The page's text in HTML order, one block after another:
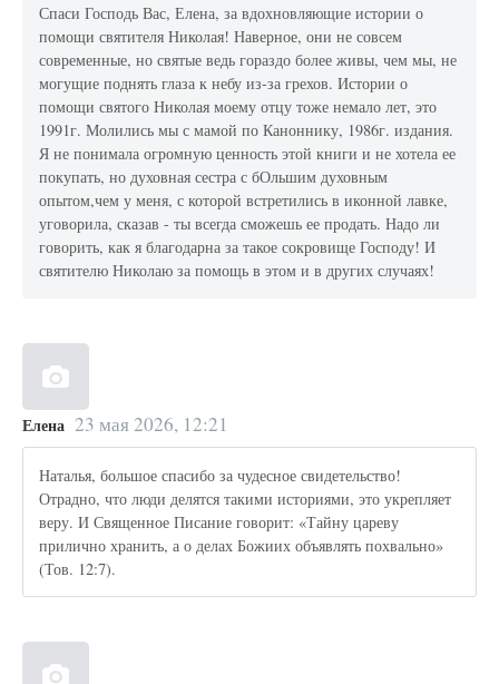
Спаси Господь Вас, Елена, за вдохновляющие истории о
помощи святителя Николая! Наверное, они не совсем
современные, но святые ведь гораздо более живы, чем мы, не
могущие поднять глаза к небу из-за грехов. Истории о
помощи святого Николая моему отцу тоже немало лет, это
1991г. Молились мы с мамой по Каноннику, 1986г. издания.
Я не понимала огромную ценность этой книги и не хотела ее
покупать, но духовная сестра с бОльшим духовным
опытом,чем у меня, с которой встретились в иконной лавке,
уговорила, сказав - ты всегда сможешь ее продать. Надо ли
говорить, как я благодарна за такое сокровище Господу! И
святителю Николаю за помощь в этом и в других случаях!
Елена 23 мая 2026, 12:21
Наталья, большое спасибо за чудесное свидетельство!
Отрадно, что люди делятся такими историями, это укрепляет
веру. И Священное Писание говорит: «Тайну цареву
прилично хранить, а о делах Божиих объявлять похвально»
(Тов. 12:7).